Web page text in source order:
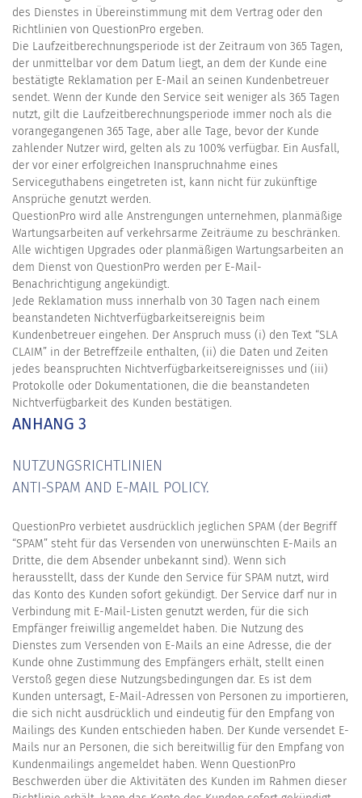
des Dienstes in Übereinstimmung mit dem Vertrag oder den
Richtlinien von QuestionPro ergeben.
Die Laufzeitberechnungsperiode ist der Zeitraum von 365 Tagen,
der unmittelbar vor dem Datum liegt, an dem der Kunde eine
bestätigte Reklamation per E-Mail an seinen Kundenbetreuer
sendet. Wenn der Kunde den Service seit weniger als 365 Tagen
nutzt, gilt die Laufzeitberechnungsperiode immer noch als die
vorangegangenen 365 Tage, aber alle Tage, bevor der Kunde
zahlender Nutzer wird, gelten als zu 100% verfügbar. Ein Ausfall,
der vor einer erfolgreichen Inanspruchnahme eines
Serviceguthabens eingetreten ist, kann nicht für zukünftige
Ansprüche genutzt werden.
QuestionPro wird alle Anstrengungen unternehmen, planmäßige
Wartungsarbeiten auf verkehrsarme Zeiträume zu beschränken.
Alle wichtigen Upgrades oder planmäßigen Wartungsarbeiten an
dem Dienst von QuestionPro werden per E-Mail-
Benachrichtigung angekündigt.
Jede Reklamation muss innerhalb von 30 Tagen nach einem
beanstandeten Nichtverfügbarkeitsereignis beim
Kundenbetreuer eingehen. Der Anspruch muss (i) den Text “SLA
CLAIM” in der Betreffzeile enthalten, (ii) die Daten und Zeiten
jedes beanspruchten Nichtverfügbarkeitsereignisses und (iii)
Protokolle oder Dokumentationen, die die beanstandeten
Nichtverfügbarkeit des Kunden bestätigen.
ANHANG 3
NUTZUNGSRICHTLINIEN
ANTI-SPAM AND E-MAIL POLICY.
QuestionPro verbietet ausdrücklich jeglichen SPAM (der Begriff
“SPAM” steht für das Versenden von unerwünschten E-Mails an
Dritte, die dem Absender unbekannt sind). Wenn sich
herausstellt, dass der Kunde den Service für SPAM nutzt, wird
das Konto des Kunden sofort gekündigt. Der Service darf nur in
Verbindung mit E-Mail-Listen genutzt werden, für die sich
Empfänger freiwillig angemeldet haben. Die Nutzung des
Dienstes zum Versenden von E-Mails an eine Adresse, die der
Kunde ohne Zustimmung des Empfängers erhält, stellt einen
Verstoß gegen diese Nutzungsbedingungen dar. Es ist dem
Kunden untersagt, E-Mail-Adressen von Personen zu importieren,
die sich nicht ausdrücklich und eindeutig für den Empfang von
Mailings des Kunden entschieden haben. Der Kunde versendet E-
Mails nur an Personen, die sich bereitwillig für den Empfang von
Kundenmailings angemeldet haben. Wenn QuestionPro
Beschwerden über die Aktivitäten des Kunden im Rahmen dieser